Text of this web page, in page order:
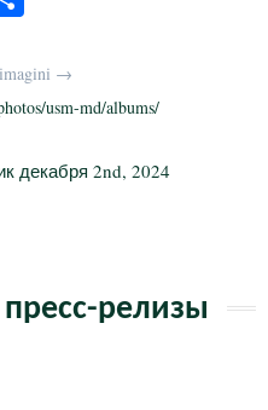
р
а
и
→
usm-md/albums/
декабря 2nd, 2024
релизы